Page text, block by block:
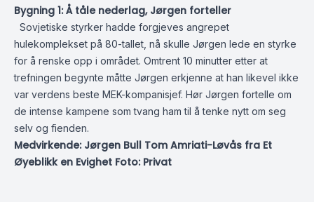
Bygning 1: Å tåle nederlag, Jørgen forteller
Sovjetiske styrker hadde forgjeves angrepet
hulekomplekset på 80-tallet, nå skulle Jørgen lede en styrke
for å renske opp i området. Omtrent 10 minutter etter at
trefningen begynte måtte Jørgen erkjenne at han likevel ikke
var verdens beste MEK-kompanisjef. Hør Jørgen fortelle om
de intense kampene som tvang ham til å tenke nytt om seg
selv og fienden.
Medvirkende: Jørgen Bull Tom Amriati-Løvås fra Et
Øyeblikk en Evighet Foto: Privat